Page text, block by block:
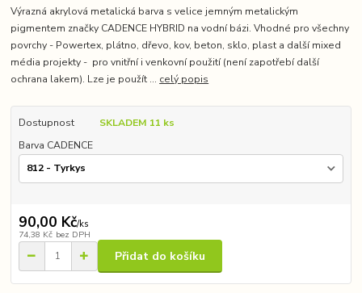
Výrazná akrylová metalická barva s velice jemným metalickým
pigmentem značky CADENCE HYBRID na vodní bázi. Vhodné pro všechny
povrchy - Powertex, plátno, dřevo, kov, beton, sklo, plast a další mixed
média projekty - pro vnitřní i venkovní použití (není zapotřebí další
ochrana lakem). Lze je použít ... celý popis
Dostupnost
SKLADEM 11 ks
Barva CADENCE
90,00 Kč/ks
74,38 Kč bez DPH
Přidat do košíku